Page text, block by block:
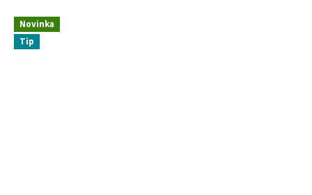
Novinka
Tip